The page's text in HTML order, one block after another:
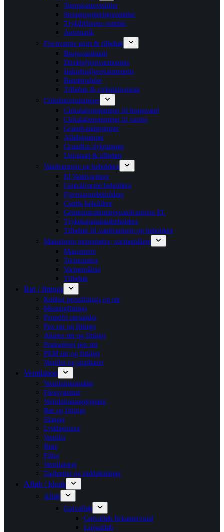
Temperaturventiler
Strengreguleringsventiler
Trykdifferens ventiler
Automatik
Fjernvarme units & tilbehør
Brugsvandsunit
Direktefjernvarmeunits
Indirektefjernvarmeunits
Bundmoduler
Tilbehør & cirkulationssæt
Cirkulationspumper
Cirkulationspumper til brugsvand
Cirkulationspumper til varme
Grundvandspumper
Afløbspumper
Grundfos dykpumper
Unionsæt & tilbehør
Vandvarmere og beholdere
El Vandvarmere
Centralvarme beholdere
Fjernvarmebeholdere
Combi beholdere
Gennemstrømningsvandvarmere EL
Trykekspansionsbeholdere
Tilbehør til vandvarmere og beholdere
Manometre,termometre, varmemålere
Manometre
Termometre
Varmemålere
Tilbehør
Rør / fittings
Kobber pressfittings og rør
Messingfittings
Primofit rørsamler
Pex rør og fittings
Alupex rør og fittings
Præisoleret pex rør
PEM rør og fittings
Ventiler og stophaner
Ventilation
Ventilationspakke
Flexsystemer
Ventilationsaggregater
Rør og fittings
Slanger
Lyddæmpere
Ventiler
Riste
Filtre
Ventilatorer
Taghætter og inddækninger
Afløb / kloak
Afløb
Gulvafløb
Gulvafløb firkantet/rund
Linjeafløb